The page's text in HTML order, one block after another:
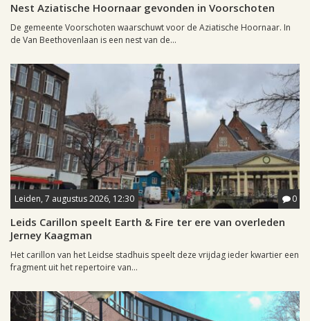
Nest Aziatische Hoornaar gevonden in Voorschoten
De gemeente Voorschoten waarschuwt voor de Aziatische Hoornaar. In
de Van Beethovenlaan is een nest van de...
Leiden, 7 augustus 2026, 12:30 0
Leids Carillon speelt Earth & Fire ter ere van overleden
Jerney Kaagman
Het carillon van het Leidse stadhuis speelt deze vrijdag ieder kwartier een
fragment uit het repertoire van...